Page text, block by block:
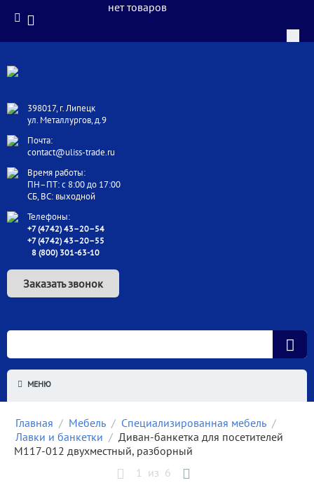
398017, г. Липецк
ул. Металлургов, д.9
Почта:
contact@uliss-trade.ru
Время работы:
ПН–ПТ: с 8:00 до 17:00
СБ, ВС: выходной
Телефоны:
+7 (4742) 43–20–54
+7 (4742) 43–20–55
8 (800) 301-63-10
Заказать звонок
нет товаров
МЕНЮ
Главная / Мебель / Специализированная мебель /
Лавки и банкетки / Диван-банкетка для посетителей
М117-012 двухместный, разборный
1 из 6